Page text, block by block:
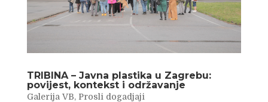
TRIBINA – Javna plastika u Zagrebu:
povijest, kontekst i održavanje
Galerija VB, Prosli dogadjaji